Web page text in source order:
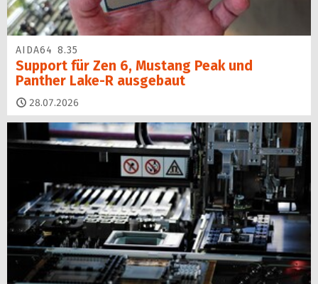
AIDA64 8.35
Support für Zen 6, Mustang Peak und
Panther Lake-R ausgebaut
28.07.2026